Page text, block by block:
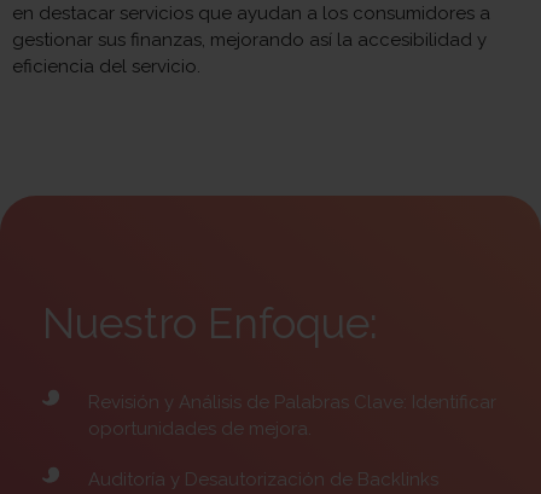
en destacar servicios que ayudan a los consumidores a
gestionar sus finanzas, mejorando así la accesibilidad y
eficiencia del servicio.
Nuestro Enfoque:
Revisión y Análisis de Palabras Clave: Identificar
oportunidades de mejora.
Auditoría y Desautorización de Backlinks